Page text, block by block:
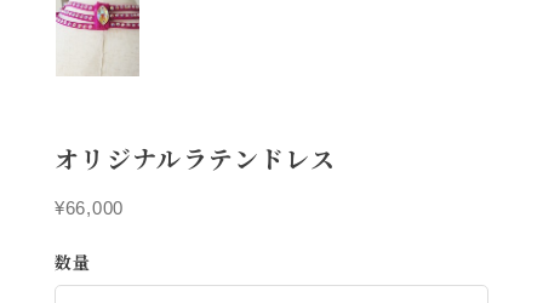
オリジナルラテンドレス
¥66,000
数量